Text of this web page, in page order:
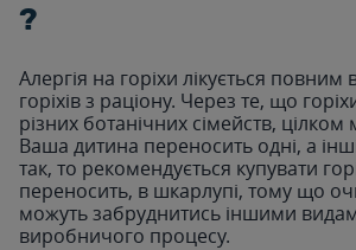
?
Алергія на горіхи лікується
горіхів з раціону. Через те, що
різних ботанічних сімейств,
Ваша дитина переносить одні, а
так, то рекомендується купувати
переносить, в шкарлупі, тому що
можуть забруднитись іншими
виробничого процесу.